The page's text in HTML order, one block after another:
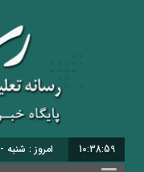
10:39:00 امروز : شنبه - ۱۷ مرداد - ۱۴۰۵